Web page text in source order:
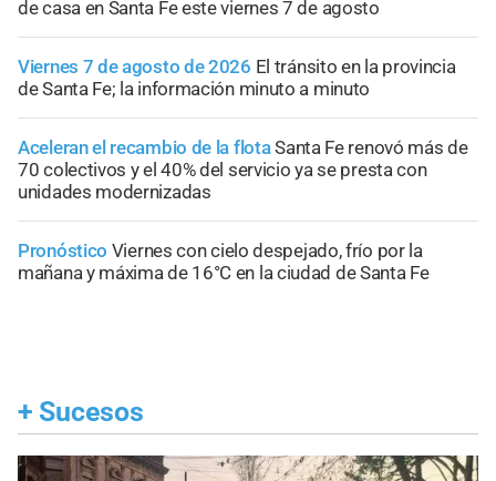
de casa en Santa Fe este viernes 7 de agosto
Viernes 7 de agosto de 2026 El tránsito en la provincia
de Santa Fe; la información minuto a minuto
Aceleran el recambio de la flotaSanta Fe renovó más de
70 colectivos y el 40% del servicio ya se presta con
unidades modernizadas
Pronóstico Viernes con cielo despejado, frío por la
mañana y máxima de 16°C en la ciudad de Santa Fe
+ Sucesos